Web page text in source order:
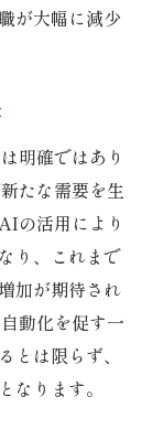
が大幅に減少
明確ではあり
たな需要を生
の活用により
り、これまで
加が期待され
動化を促す一
は限らず、
なります。